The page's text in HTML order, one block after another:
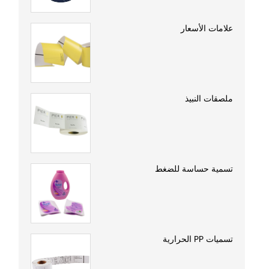
علامات الأسعار
ملصقات النبيذ
تسمية حساسة للضغط
تسميات PP الحرارية